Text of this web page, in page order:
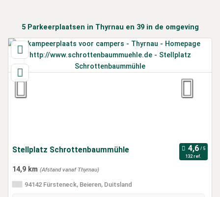
5Parkeerplaatsen in Thyrnau en 39 in de omgeving
Stellplatz Schrottenbaummühle
132 ref.
14,9 km (Afstand vanaf Thyrnau)
94142 Fürsteneck, Beieren, Duitsland